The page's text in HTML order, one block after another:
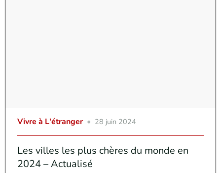
Vivre à L'étranger 28 juin 2024
Les villes les plus chères du monde en
2024 – Actualisé